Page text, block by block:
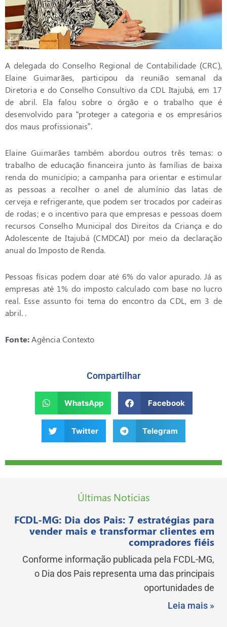
A delegada do Conselho Regional de Contabilidade (CRC),
Elaine Guimarães, participou da reunião semanal da
Diretoria e do Conselho Consultivo da CDL Itajubá, em 17
de abril. Ela falou sobre o órgão e o trabalho que é
desenvolvido para “proteger a categoria e os empresários
dos maus profissionais”.
Elaine Guimarães também abordou outros três temas: o
trabalho de educação financeira junto às famílias de baixa
renda do município; a campanha para orientar e estimular
as pessoas a recolher o anel de alumínio das latas de
cerveja e refrigerante, que podem ser trocados por cadeiras
de rodas; e o incentivo para que empresas e pessoas doem
recursos Conselho Municipal dos Direitos da Criança e do
Adolescente de Itajubá (CMDCAI) por meio da declaração
anual do Imposto de Renda.
Pessoas físicas podem doar até 6% do valor apurado. Já as
empresas até 1% do imposto calculado com base no lucro
real. Esse assunto foi tema do encontro da CDL, em 3 de
abril. .
Fonte:Agência Contexto
Compartilhar
WhatsApp Facebook
Twitter Telegram
Últimas Notícias
FCDL-MG: Dia dos Pais: 7 estratégias para
vender mais e transformar clientes em
compradores fiéis
Conforme informação publicada pela FCDL-MG,
o Dia dos Pais representa uma das principais
oportunidades de
Leia mais »